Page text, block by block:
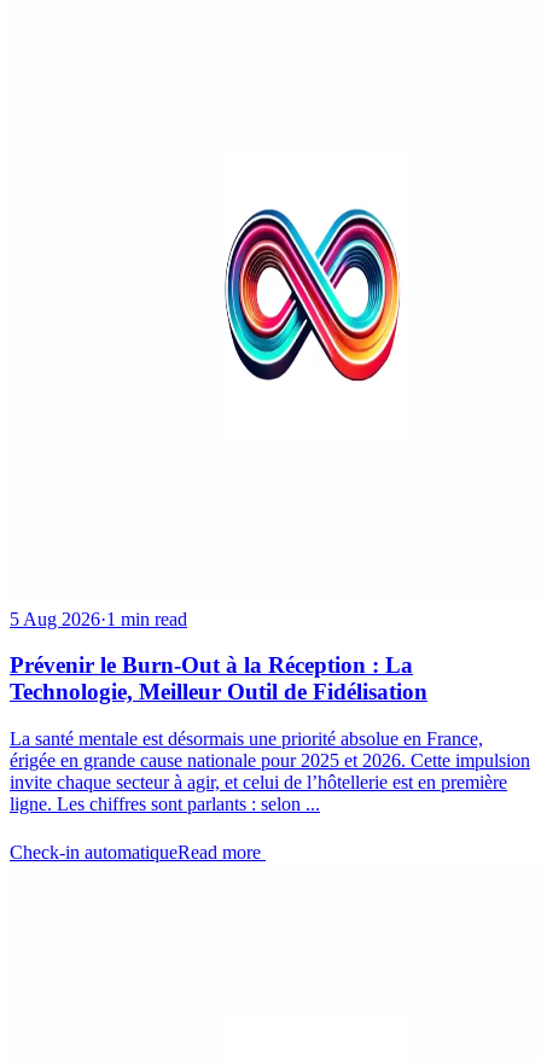
5 Aug 2026·1 min read
Prévenir le Burn-Out à la Réception : La
Technologie, Meilleur Outil de Fidélisation
La santé mentale est désormais une priorité absolue en France,
érigée en grande cause nationale pour 2025 et 2026. Cette impulsion
invite chaque secteur à agir, et celui de l’hôtellerie est en première
ligne. Les chiffres sont parlants : selon ...
Check-in automatiqueRead more